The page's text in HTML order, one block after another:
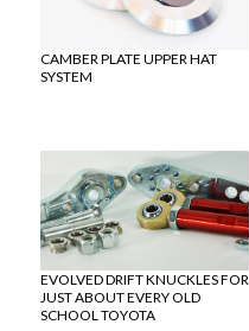
CAMBER PLATE UPPER HAT
SYSTEM
EVOLVED DRIFT KNUCKLES FOR
JUST ABOUT EVERY OLD
SCHOOL TOYOTA